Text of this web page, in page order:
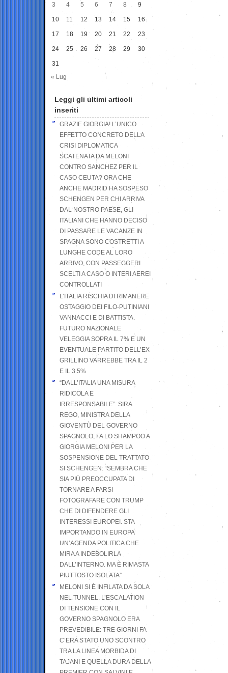
3 4 5 6 7 8 9
10 11 12 13 14 15 16
17 18 19 20 21 22 23
24 25 26 27 28 29 30
31
« Lug
Leggi gli ultimi articoli
inseriti
GRAZIE GIORGIA! L’UNICO
EFFETTO CONCRETO DELLA
CRISI DIPLOMATICA
SCATENATA DA MELONI
CONTRO SANCHEZ PER IL
CASO CEUTA? ORA CHE
ANCHE MADRID HA SOSPESO
SCHENGEN PER CHI ARRIVA
DAL NOSTRO PAESE, GLI
ITALIANI CHE HANNO DECISO
DI PASSARE LE VACANZE IN
SPAGNA SONO COSTRETTI A
LUNGHE CODE AL LORO
ARRIVO, CON PASSEGGERI
SCELTI A CASO O INTERI AEREI
CONTROLLATI
L’ITALIA RISCHIA DI RIMANERE
OSTAGGIO DEI FILO-PUTINIANI
VANNACCI E DI BATTISTA.
FUTURO NAZIONALE
VELEGGIA SOPRA IL 7% E UN
EVENTUALE PARTITO DELL’EX
GRILLINO VARREBBE TRA IL 2
E IL 3.5%
“DALL’ITALIA UNA MISURA
RIDICOLA E
IRRESPONSABILE”: SIRA
REGO, MINISTRA DELLA
GIOVENTÙ DEL GOVERNO
SPAGNOLO, FA LO SHAMPOO A
GIORGIA MELONI PER LA
SOSPENSIONE DEL TRATTATO
SI SCHENGEN: “SEMBRA CHE
SIA PIÙ PREOCCUPATA DI
TORNARE A FARSI
FOTOGRAFARE CON TRUMP
CHE DI DIFENDERE GLI
INTERESSI EUROPEI. STA
IMPORTANDO IN EUROPA
UN’AGENDA POLITICA CHE
MIRA A INDEBOLIRLA
DALL’INTERNO. MA È RIMASTA
PIUTTOSTO ISOLATA”
MELONI SI È INFILATA DA SOLA
NEL TUNNEL. L’ESCALATION
DI TENSIONE CON IL
GOVERNO SPAGNOLO ERA
PREVEDIBILE: TRE GIORNI FA
C’ERA STATO UNO SCONTRO
TRA LA LINEA MORBIDA DI
TAJANI E QUELLA DURA DELLA